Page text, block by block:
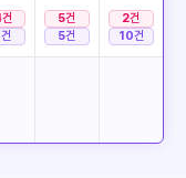
건
건
5건
5건
2건
10건